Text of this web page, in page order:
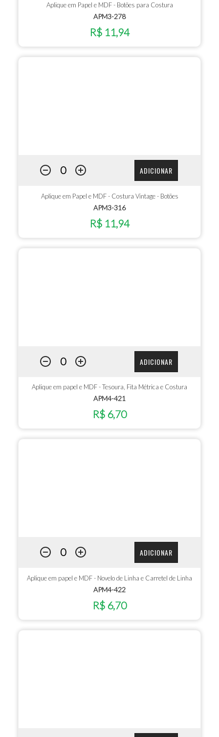
Aplique em Papel e MDF - Botões para Costura
APM3-278
R$ 11,94
ADICIONAR
Aplique em Papel e MDF - Costura Vintage - Botões
APM3-316
R$ 11,94
ADICIONAR
Aplique em papel e MDF - Tesoura, Fita Métrica e Costura
APM4-421
R$ 6,70
ADICIONAR
Aplique em papel e MDF - Novelo de Linha e Carretel de Linha
APM4-422
R$ 6,70